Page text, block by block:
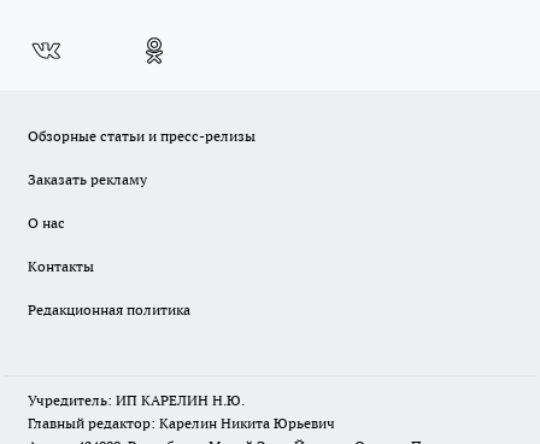
Обзорные статьи и пресс-релизы
Заказать рекламу
О нас
Контакты
Редакционная политика
Учредитель: ИП КАРЕЛИН Н.Ю.
Главный редактор: Карелин Никита Юрьевич